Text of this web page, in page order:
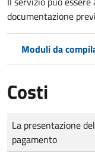
documentazione
Moduli da
Costi
Tipo di pagamento
Importo
La presentazione
pagamento